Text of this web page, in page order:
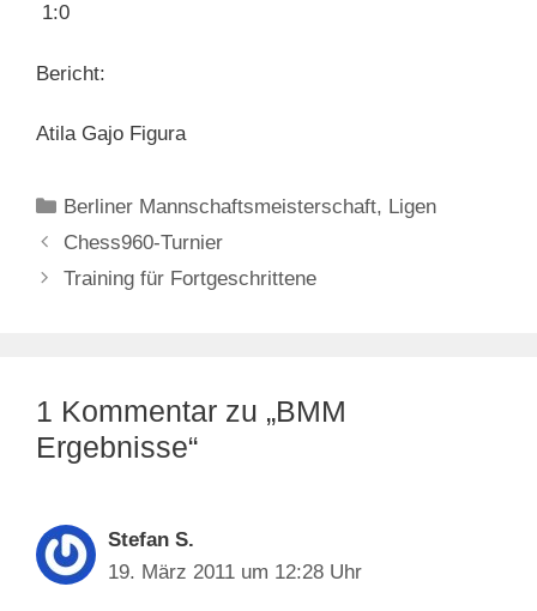
1:0
Bericht:
Atila Gajo Figura
Kategorien
Berliner Mannschaftsmeisterschaft, Ligen
Chess960-Turnier
Training für Fortgeschrittene
1 Kommentar zu „BMM
Ergebnisse“
Stefan S.
19. März 2011 um 12:28 Uhr